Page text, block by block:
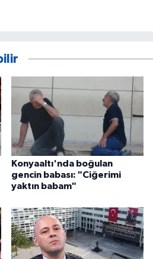
Konyaaltı'nda boğulan
gencin babası: "Ciğerimi
yaktın babam"